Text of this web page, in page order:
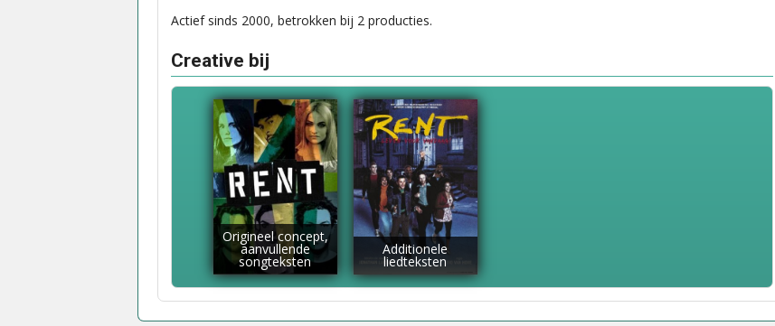
Actief sinds 2000, betrokken bij 2 producties.
Creative bij
Origineel concept,
aanvullende
songteksten
Additionele
liedteksten